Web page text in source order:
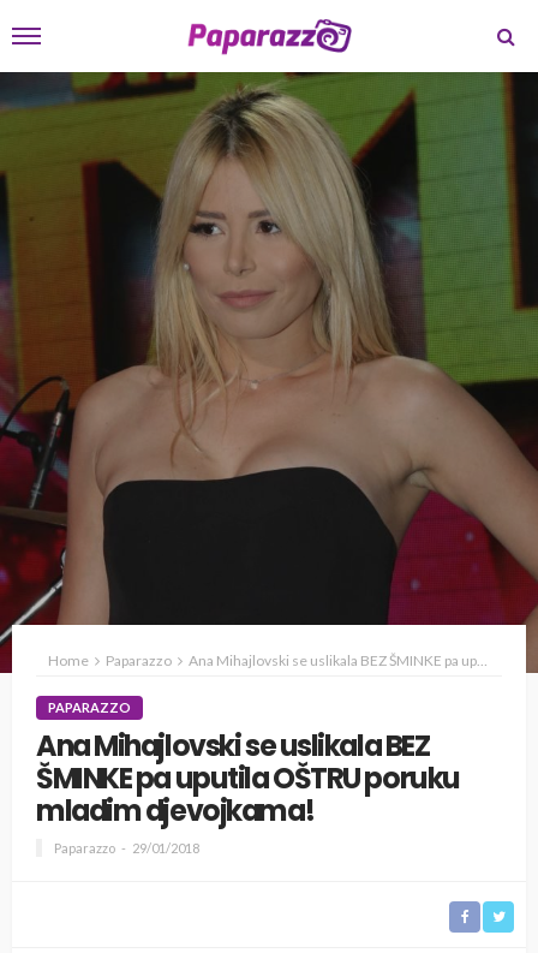
Home Paparazzo Ana Mihajlovski se uslikala BEZ ŠMINKE pa uputila OŠTRU poruku mladim djevojkama!
PAPARAZZO
Ana Mihajlovski se uslikala BEZ
ŠMINKE pa uputila OŠTRU poruku
mladim djevojkama!
Paparazzo 29/01/2018